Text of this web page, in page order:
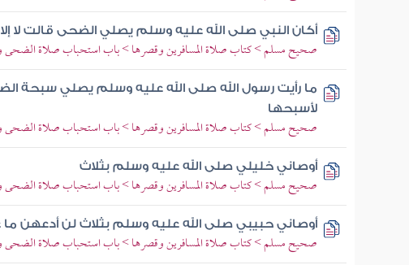
أكان النبي صلى الله عليه وسلم يصلي الضحى قالت لا
صحيح مسلم > كتاب صلاة المسافرين وقصرها > باب استحباب صلاة الضحى
ما رأيت رسول الله صلى الله عليه وسلم يصلي سبحة
لأسبحها
صحيح مسلم > كتاب صلاة المسافرين وقصرها > باب استحباب صلاة الضحى
أوصاني خليلي صلى الله عليه وسلم بثلاث
صحيح مسلم > كتاب صلاة المسافرين وقصرها > باب استحباب صلاة الضحى
أوصاني حبيبي صلى الله عليه وسلم بثلاث لن أدعهن
صحيح مسلم > كتاب صلاة المسافرين وقصرها > باب استحباب صلاة الضحى